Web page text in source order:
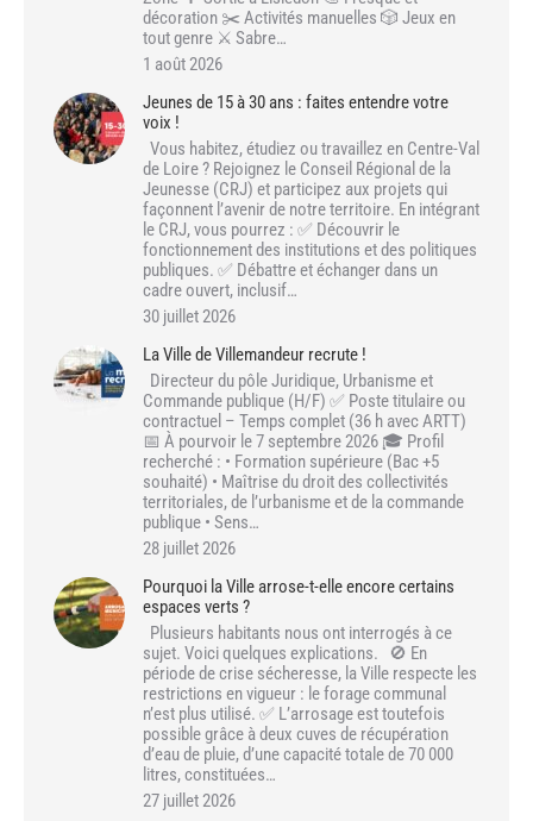
décoration ✂️ Activités manuelles 🎲 Jeux en
tout genre ⚔️ Sabre…
1 août 2026
Jeunes de 15 à 30 ans : faites entendre votre
voix !
Vous habitez, étudiez ou travaillez en Centre-Val
de Loire ? Rejoignez le Conseil Régional de la
Jeunesse (CRJ) et participez aux projets qui
façonnent l’avenir de notre territoire. En intégrant
le CRJ, vous pourrez : ✅ Découvrir le
fonctionnement des institutions et des politiques
publiques. ✅ Débattre et échanger dans un
cadre ouvert, inclusif…
30 juillet 2026
La Ville de Villemandeur recrute !
Directeur du pôle Juridique, Urbanisme et
Commande publique (H/F) ✅ Poste titulaire ou
contractuel – Temps complet (36 h avec ARTT)
📅 À pourvoir le 7 septembre 2026 🎓 Profil
recherché : • Formation supérieure (Bac +5
souhaité) • Maîtrise du droit des collectivités
territoriales, de l’urbanisme et de la commande
publique • Sens…
28 juillet 2026
Pourquoi la Ville arrose-t-elle encore certains
espaces verts ?
Plusieurs habitants nous ont interrogés à ce
sujet. Voici quelques explications. 🚫 En
période de crise sécheresse, la Ville respecte les
restrictions en vigueur : le forage communal
n’est plus utilisé. ✅ L’arrosage est toutefois
possible grâce à deux cuves de récupération
d’eau de pluie, d’une capacité totale de 70 000
litres, constituées…
27 juillet 2026